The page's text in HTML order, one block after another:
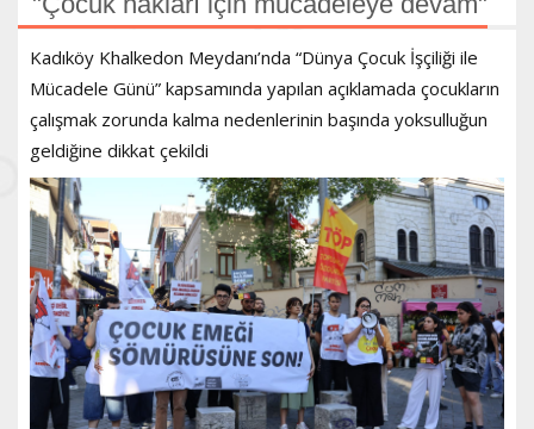
Kadıköy Khalkedon Meydanı’nda “Dünya Çocuk İşçiliği ile
Mücadele Günü” kapsamında yapılan açıklamada çocukların
çalışmak zorunda kalma nedenlerinin başında yoksulluğun
geldiğine dikkat çekildi